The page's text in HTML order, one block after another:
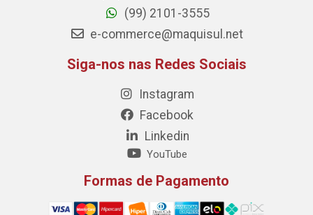
(99) 2101-3555
e-commerce@maquisul.net
Siga-nos nas Redes Sociais
Instagram
Facebook
Linkedin
YouTube
Formas de Pagamento